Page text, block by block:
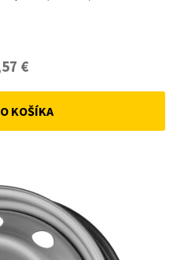
€
KOŠÍKA